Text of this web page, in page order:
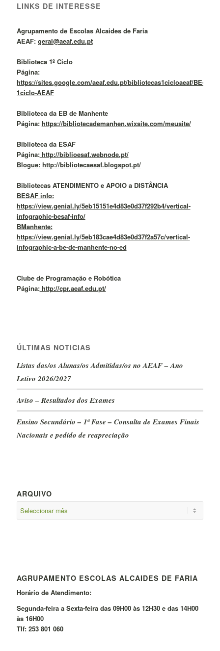
LINKS DE INTERESSE
Agrupamento de Escolas Alcaides de Faria
AEAF: geral@aeaf.edu.pt
Biblioteca 1º Ciclo
Página:
https://sites.google.com/aeaf.edu.pt/bibliotecas1cicloaeaf/BE-
1ciclo-AEAF
Biblioteca da EB de Manhente
Página: https://bibliotecademanhen.wixsite.com/meusite/
Biblioteca da ESAF
Página:http://biblioesaf.webnode.pt/
Blogue: http://bibliotecaesaf.blogspot.pt/
Bibliotecas ATENDIMENTO e APOIO a DISTÂNCIA
BESAF info:
https://view.genial.ly/5eb15151e4d83e0d37f292b4/vertical-
infographic-besaf-info/
BManhente:
https://view.genial.ly/5eb183cae4d83e0d37f2a57c/vertical-
infographic-a-be-de-manhente-no-ed
Clube de Programação e Robótica
Página:http://cpr.aeaf.edu.pt/
ÚLTIMAS NOTICIAS
Listas das/os Alunas/os Admitidas/os no AEAF – Ano
Letivo 2026/2027
Aviso – Resultados dos Exames
Ensino Secundário – 1ª Fase – Consulta de Exames Finais
Nacionais e pedido de reapreciação
ARQUIVO
AGRUPAMENTO ESCOLAS ALCAIDES DE FARIA
Horário de Atendimento:
Segunda-feira a Sexta-feira das 09H00 às 12H30 e das 14H00
às 16H00
Tlf: 253 801 060